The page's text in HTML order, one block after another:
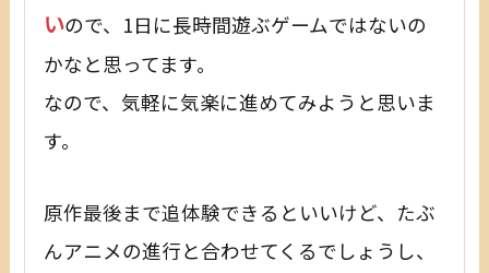
いので、1日に長時間遊ぶゲームではないの
かなと思ってます。
なので、気軽に気楽に進めてみようと思いま
す。
原作最後まで追体験できるといいけど、たぶ
んアニメの進行と合わせてくるでしょうし、